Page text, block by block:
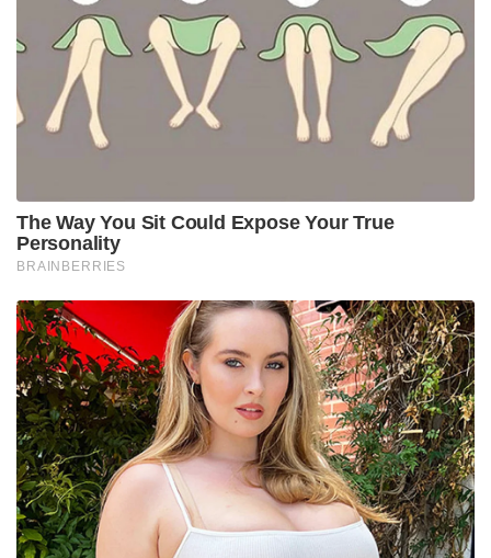
The Way You Sit Could Expose Your True
Personality
BRAINBERRIES